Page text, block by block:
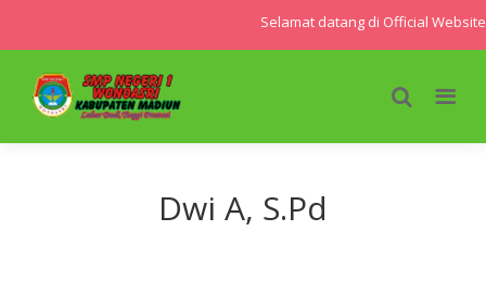
Selamat datang di Official
Dwi A, S.Pd